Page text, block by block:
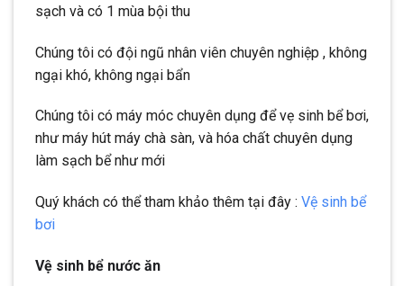
sạch và có 1 mùa bội thu
Chúng tôi có đội ngũ nhân viên chuyên nghiệp , không
ngại khó, không ngại bẩn
Chúng tôi có máy móc chuyên dụng để vẹ sinh bể bơi,
như máy hút máy chà sàn, và hóa chất chuyên dụng
làm sạch bể như mới
Quý khách có thể tham khảo thêm tại đây : Vệ sinh bể
bơi
Vệ sinh bể nước ăn